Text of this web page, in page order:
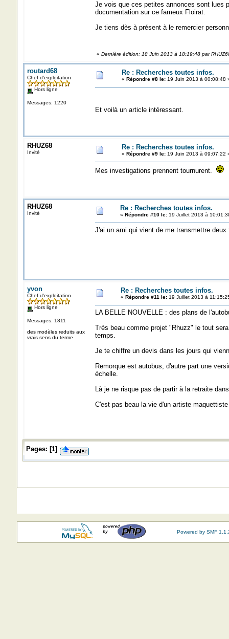
Je vois que ces petites annonces sont lues
documentation sur ce fameux Floirat.
Je tiens dès à présent à le remercier
« Dernière édition: 18 Juin 2013 à 18:19:48 par
routard68
Chef d'exploitation
Hors ligne
Messages: 1220
Re : Recherches toutes infos.
« Répondre #8 le:19 Juin 2013 à 00:08:48
Et voilà un article intéressant.
RHUZ68
Invité
Re : Recherches toutes infos.
« Répondre #9 le:19 Juin 2013 à 09:07:22
Mes investigations prennent tournurent.
RHUZ68
Invité
Re : Recherches toutes infos.
« Répondre #10 le:19 Juillet 2013 à
J'ai un ami qui vient de me transmettre
yvon
Chef d'exploitation
Hors ligne
Messages: 1811
des modèles reduits aux
vrais sens du terme
Re : Recherches toutes infos.
« Répondre #11 le:19 Juillet 2013 à
LA BELLE NOUVELLE : des plans de
Très beau comme projet "Rhuzz" le tout
temps.
Je te chiffre un devis dans les jours qui
Remorque est autobus, d'autre part une
échelle.
Là je ne risque pas de partir à la retraite
C'est pas beau la vie d'un artiste maquettiste
Pages: [1]
Powered by SMF